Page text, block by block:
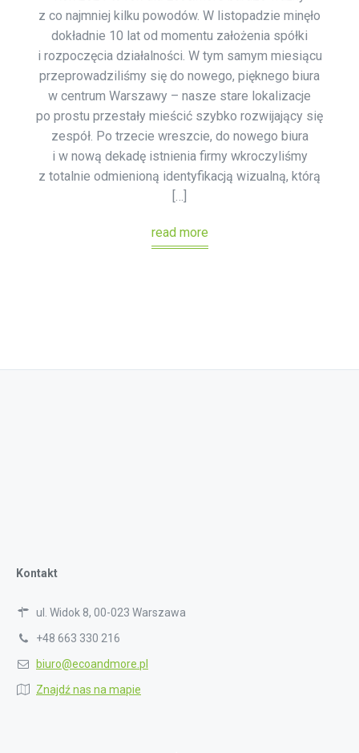
z co najmniej kilku powodów. W listopadzie minęło
dokładnie 10 lat od momentu założenia spółki
i rozpoczęcia działalności. W tym samym miesiącu
przeprowadziliśmy się do nowego, pięknego biura
w centrum Warszawy – nasze stare lokalizacje
po prostu przestały mieścić szybko rozwijający się
zespół. Po trzecie wreszcie, do nowego biura
i w nową dekadę istnienia firmy wkroczyliśmy
z totalnie odmienioną identyfikacją wizualną, którą
[…]
read more
Kontakt
ul. Widok 8, 00-023 Warszawa
+48 663 330 216
biuro@ecoandmore.pl
Znajdź nas na mapie